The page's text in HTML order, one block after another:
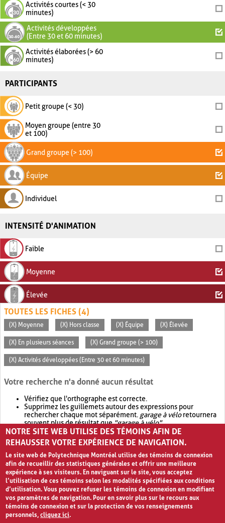
Activités courtes (< 30
minutes)
Activités développées
(Entre 30 et 60 minutes)
Activités élaborées (> 60
minutes)
PARTICIPANTS
Petit groupe (< 30)
Moyen groupe (entre 30
et 100)
Grand groupe (> 100)
Équipe
Individuel
INTENSITÉ D'ANIMATION
Faible
Moyenne
Élevée
TOUTES LES FICHES (4)
(X) Moyenne (X) Hors classe (X) Équipe (X) Élevée
(X) En plusieurs séances (X) Grand groupe (> 100)
(X) Activités développées (Entre 30 et 60 minutes)
Votre recherche n'a donné aucun résultat
Vérifiez que l'orthographe est correcte.
Supprimez les guillemets autour des expressions pour
rechercher chaque mot séparément. garage à véloretournera
souvent plus de résultat que"garage à vélo".
Envisagez d'élargir votre recherche avec OR.garage OR vélo
retournera souvent plus de résultat quegarage à vélo
NOTRE SITE WEB UTILISE DES TÉMOINS AFIN DE
REHAUSSER VOTRE EXPÉRIENCE DE NAVIGATION.
Le site web de Polytechnique Montréal utilise des témoins de connexion
afin de recueillir des statistiques générales et offrir une meilleure
expérience à ses visiteurs. En naviguant sur le site, vous acceptez
l’utilisation de ces témoins selon les modalités spécifiées aux conditions
d’utilisation. Vous pouvez refuser les témoins de connexion en modifiant
vos paramètres de navigation. Pour en savoir plus sur le recours aux
témoins de connexion et sur la protection de vos renseignements
personnels,cliquez ici.